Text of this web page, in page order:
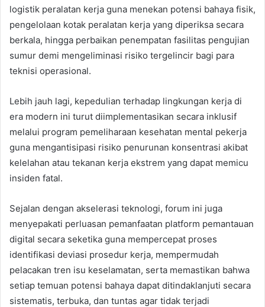
logistik peralatan kerja guna menekan potensi bahaya fisik,
pengelolaan kotak peralatan kerja yang diperiksa secara
berkala, hingga perbaikan penempatan fasilitas pengujian
sumur demi mengeliminasi risiko tergelincir bagi para
teknisi operasional.
Lebih jauh lagi, kepedulian terhadap lingkungan kerja di
era modern ini turut diimplementasikan secara inklusif
melalui program pemeliharaan kesehatan mental pekerja
guna mengantisipasi risiko penurunan konsentrasi akibat
kelelahan atau tekanan kerja ekstrem yang dapat memicu
insiden fatal.
Sejalan dengan akselerasi teknologi, forum ini juga
menyepakati perluasan pemanfaatan platform pemantauan
digital secara seketika guna mempercepat proses
identifikasi deviasi prosedur kerja, mempermudah
pelacakan tren isu keselamatan, serta memastikan bahwa
setiap temuan potensi bahaya dapat ditindaklanjuti secara
sistematis, terbuka, dan tuntas agar tidak terjadi